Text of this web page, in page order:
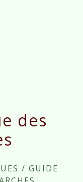
des
/ GUIDE